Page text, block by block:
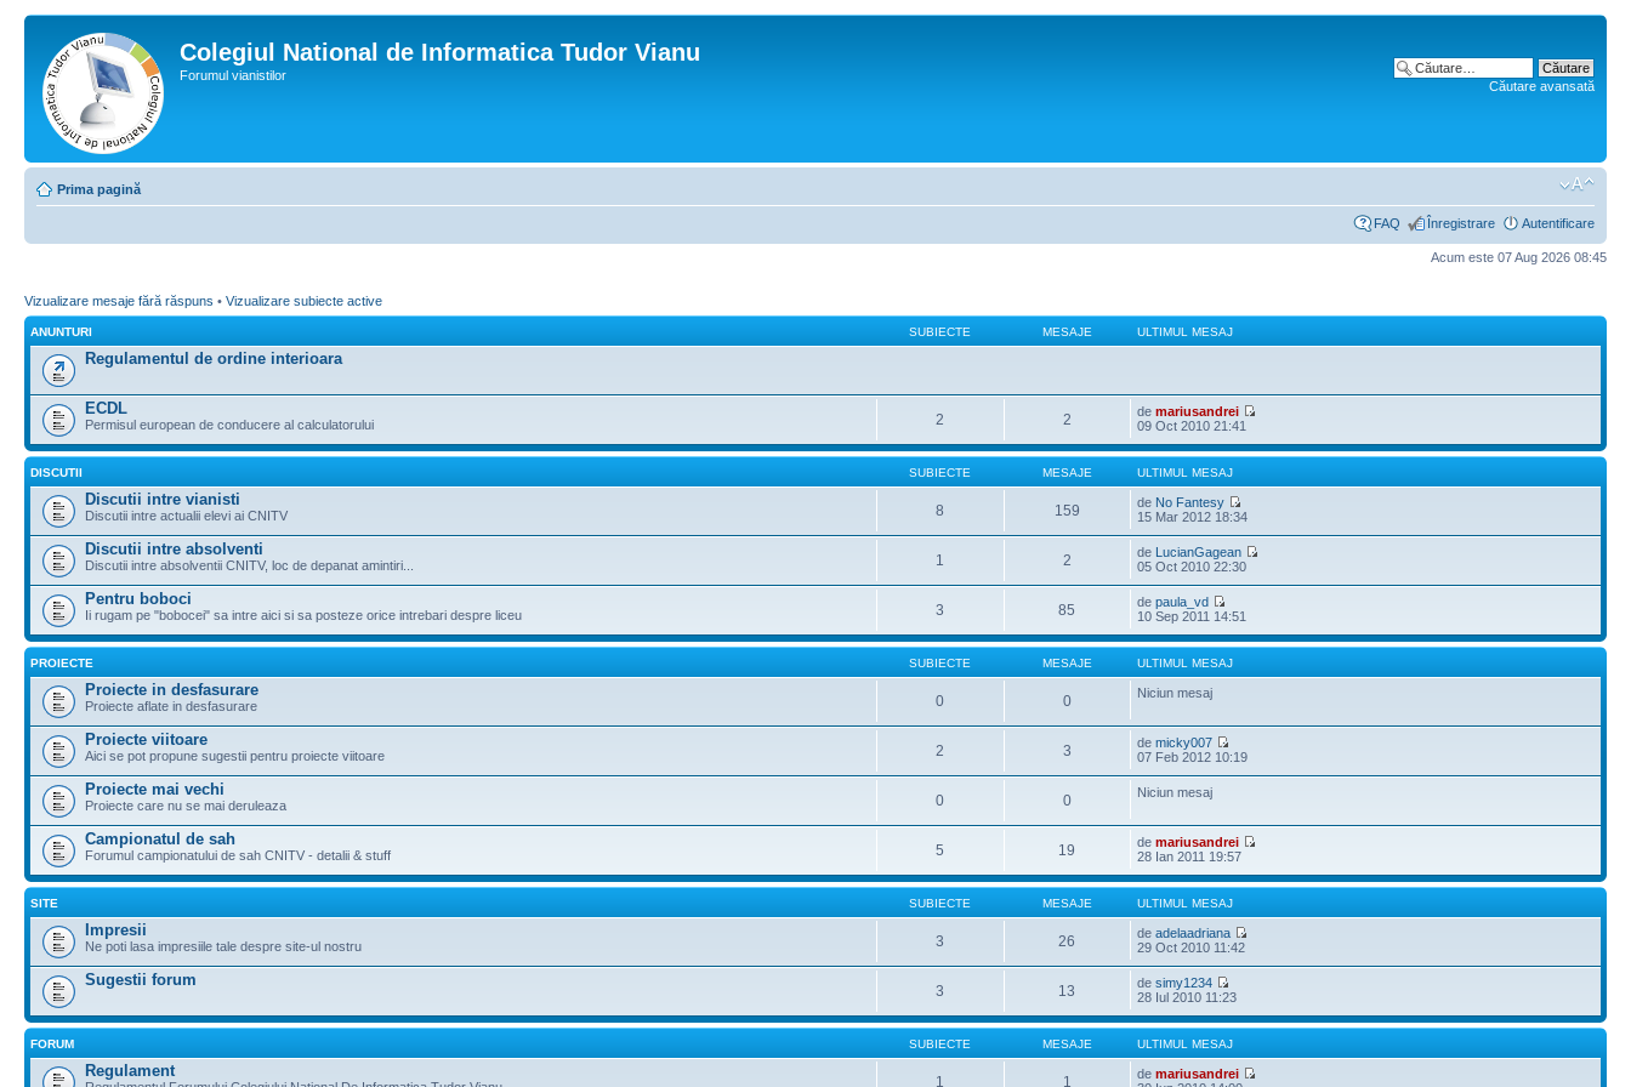
Colegiul National de Informatica Tudor Vianu
Forumul vianistilor
Căutare avansată
Prima pagină
FAQ Înregistrare Autentificare
Acum este 07 Aug 2026 08:45
Vizualizare mesaje fără răspuns • Vizualizare subiecte active
ANUNTURI SUBIECTE MESAJE ULTIMUL MESAJ
Regulamentul de ordine interioara
ECDL
Permisul european de conducere al calculatorului 2 2 demariusandrei
09 Oct 2010 21:41
DISCUTII SUBIECTE MESAJE ULTIMUL MESAJ
Discutii intre vianisti
Discutii intre actualii elevi ai CNITV 8 159 de No Fantesy
15 Mar 2012 18:34
Discutii intre absolventi
Discutii intre absolventii CNITV, loc de depanat amintiri... 1 2 de LucianGagean
05 Oct 2010 22:30
Pentru boboci
Ii rugam pe "bobocei" sa intre aici si sa posteze orice intrebari despre liceu 3 85 depaula_vd
10 Sep 2011 14:51
PROIECTE SUBIECTE MESAJE ULTIMUL MESAJ
Proiecte in desfasurare
Proiecte aflate in desfasurare 0 0 Niciun mesaj
Proiecte viitoare
Aici se pot propune sugestii pentru proiecte viitoare 2 3 demicky007
07 Feb 2012 10:19
Proiecte mai vechi
Proiecte care nu se mai deruleaza 0 0 Niciun mesaj
Campionatul de sah
Forumul campionatului de sah CNITV - detalii & stuff 5 19 demariusandrei
28 Ian 2011 19:57
SITE SUBIECTE MESAJE ULTIMUL MESAJ
Impresii
Ne poti lasa impresiile tale despre site-ul nostru 3 26 deadelaadriana
29 Oct 2010 11:42
Sugestii forum
3 13 desimy1234
28 Iul 2010 11:23
FORUM SUBIECTE MESAJE ULTIMUL MESAJ
Regulament
1 1 demariusandrei